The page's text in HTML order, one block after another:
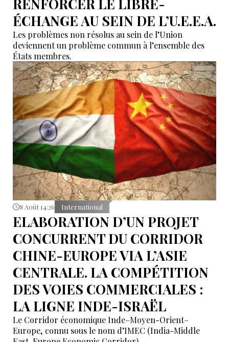
RENFORCER LE LIBRE-
ÉCHANGE AU SEIN DE L’U.E.E.A.
Les problèmes non résolus au sein de l’Union
deviennent un problème commun à l’ensemble des
États membres.
8 Août 14:26 International
ELABORATION D’UN PROJET
CONCURRENT DU CORRIDOR
CHINE-EUROPE VIA L’ASIE
CENTRALE. LA COMPÉTITION
DES VOIES COMMERCIALES :
LA LIGNE INDE-ISRAËL
Le Corridor économique Inde–Moyen-Orient–
Europe, connu sous le nom d’IMEC (India-Middle